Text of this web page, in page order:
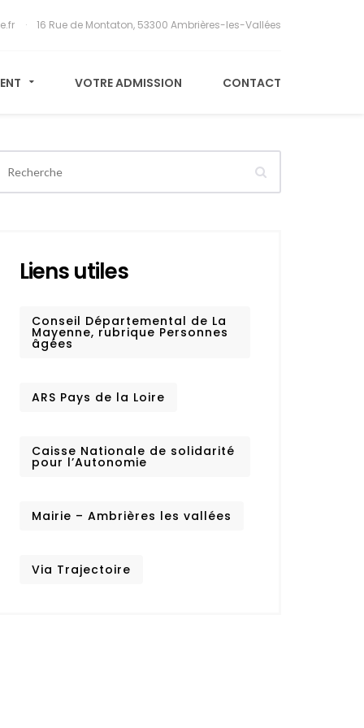
16 Rue de Montaton, 53300 Ambrières-les-Vallées
VOTRE ADMISSION CONTACT
Liens utiles
Conseil Départemental de La
Mayenne, rubrique Personnes
âgées
ARS Pays de la Loire
Caisse Nationale de solidarité
pour l’Autonomie
Mairie – Ambrières les vallées
Via Trajectoire